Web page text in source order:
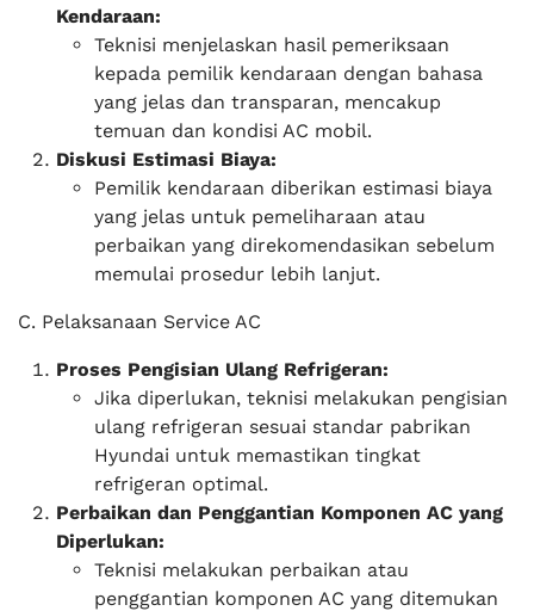
Kendaraan:
Teknisi menjelaskan hasil pemeriksaan
kepada pemilik kendaraan dengan bahasa
yang jelas dan transparan, mencakup
temuan dan kondisi AC mobil.
Diskusi Estimasi Biaya:
Pemilik kendaraan diberikan estimasi biaya
yang jelas untuk pemeliharaan atau
perbaikan yang direkomendasikan sebelum
memulai prosedur lebih lanjut.
C. Pelaksanaan Service AC
Proses Pengisian Ulang Refrigeran:
Jika diperlukan, teknisi melakukan pengisian
ulang refrigeran sesuai standar pabrikan
Hyundai untuk memastikan tingkat
refrigeran optimal.
Perbaikan dan Penggantian Komponen AC yang
Diperlukan:
Teknisi melakukan perbaikan atau
penggantian komponen AC yang ditemukan